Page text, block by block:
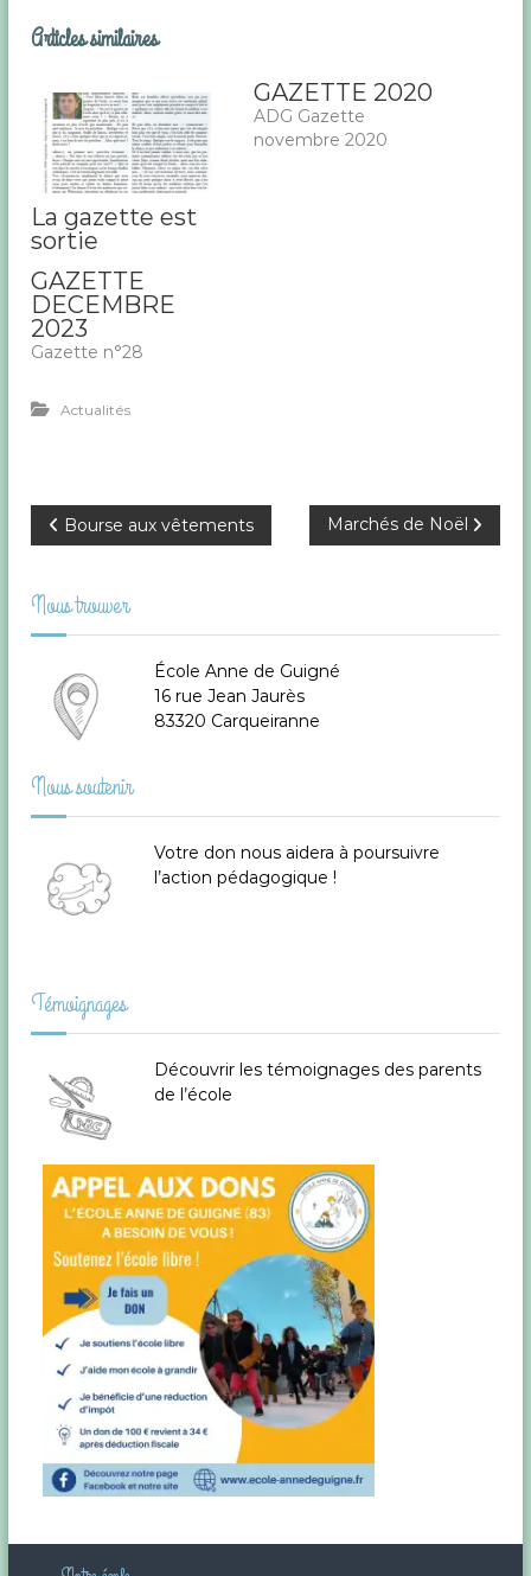
Articles similaires
La gazette est
sortie
GAZETTE 2020
ADG Gazette
novembre 2020
GAZETTE
DECEMBRE
2023
Gazette n°28
Actualités
N
a
v
a
n
l
Bourse aux vêtements Marchés de Noël
Nous trouver
École Anne de Guigné
16 rue Jean Jaurès
83320 Carqueiranne
Nous soutenir
Votre don nous aidera à poursuivre
l’action pédagogique !
Témoignages
Découvrir les témoignages des parents
de l’école